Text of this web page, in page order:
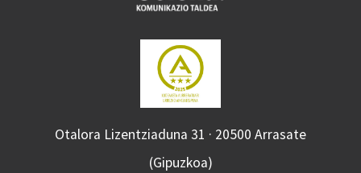
Otalora Lizentziaduna 31 · 20500 Arrasate
(Gipuzkoa)